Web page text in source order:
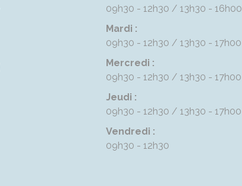
09h30 - 12h30
13h30 - 16h00
Mardi :
09h30 - 12h30
13h30 - 17h00
Mercredi :
09h30 - 12h30
13h30 - 17h00
Jeudi :
09h30 - 12h30
13h30 - 17h00
Vendredi :
09h30 - 12h30